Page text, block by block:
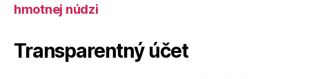
hmotnej núdzi
Transparentný účet